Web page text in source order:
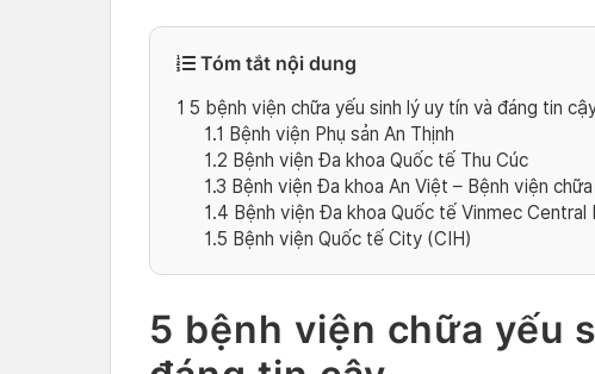
Tóm tắt nội dung
1 5 bệnh viện chữa yếu sinh lý uy tín và đáng tin
1.1 Bệnh viện Phụ sản An Thịnh
1.2 Bệnh viện Đa khoa Quốc tế Thu Cúc
1.3 Bệnh viện Đa khoa An Việt – Bệnh viện
1.4 Bệnh viện Đa khoa Quốc tế Vinmec Central
1.5 Bệnh viện Quốc tế City (CIH)
5 bệnh viện chữa yếu